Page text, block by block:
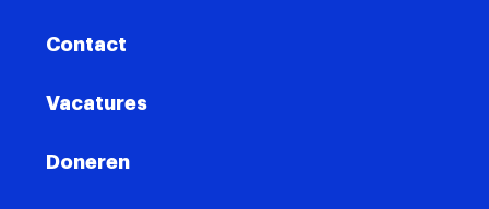
Contact
Vacatures
Doneren